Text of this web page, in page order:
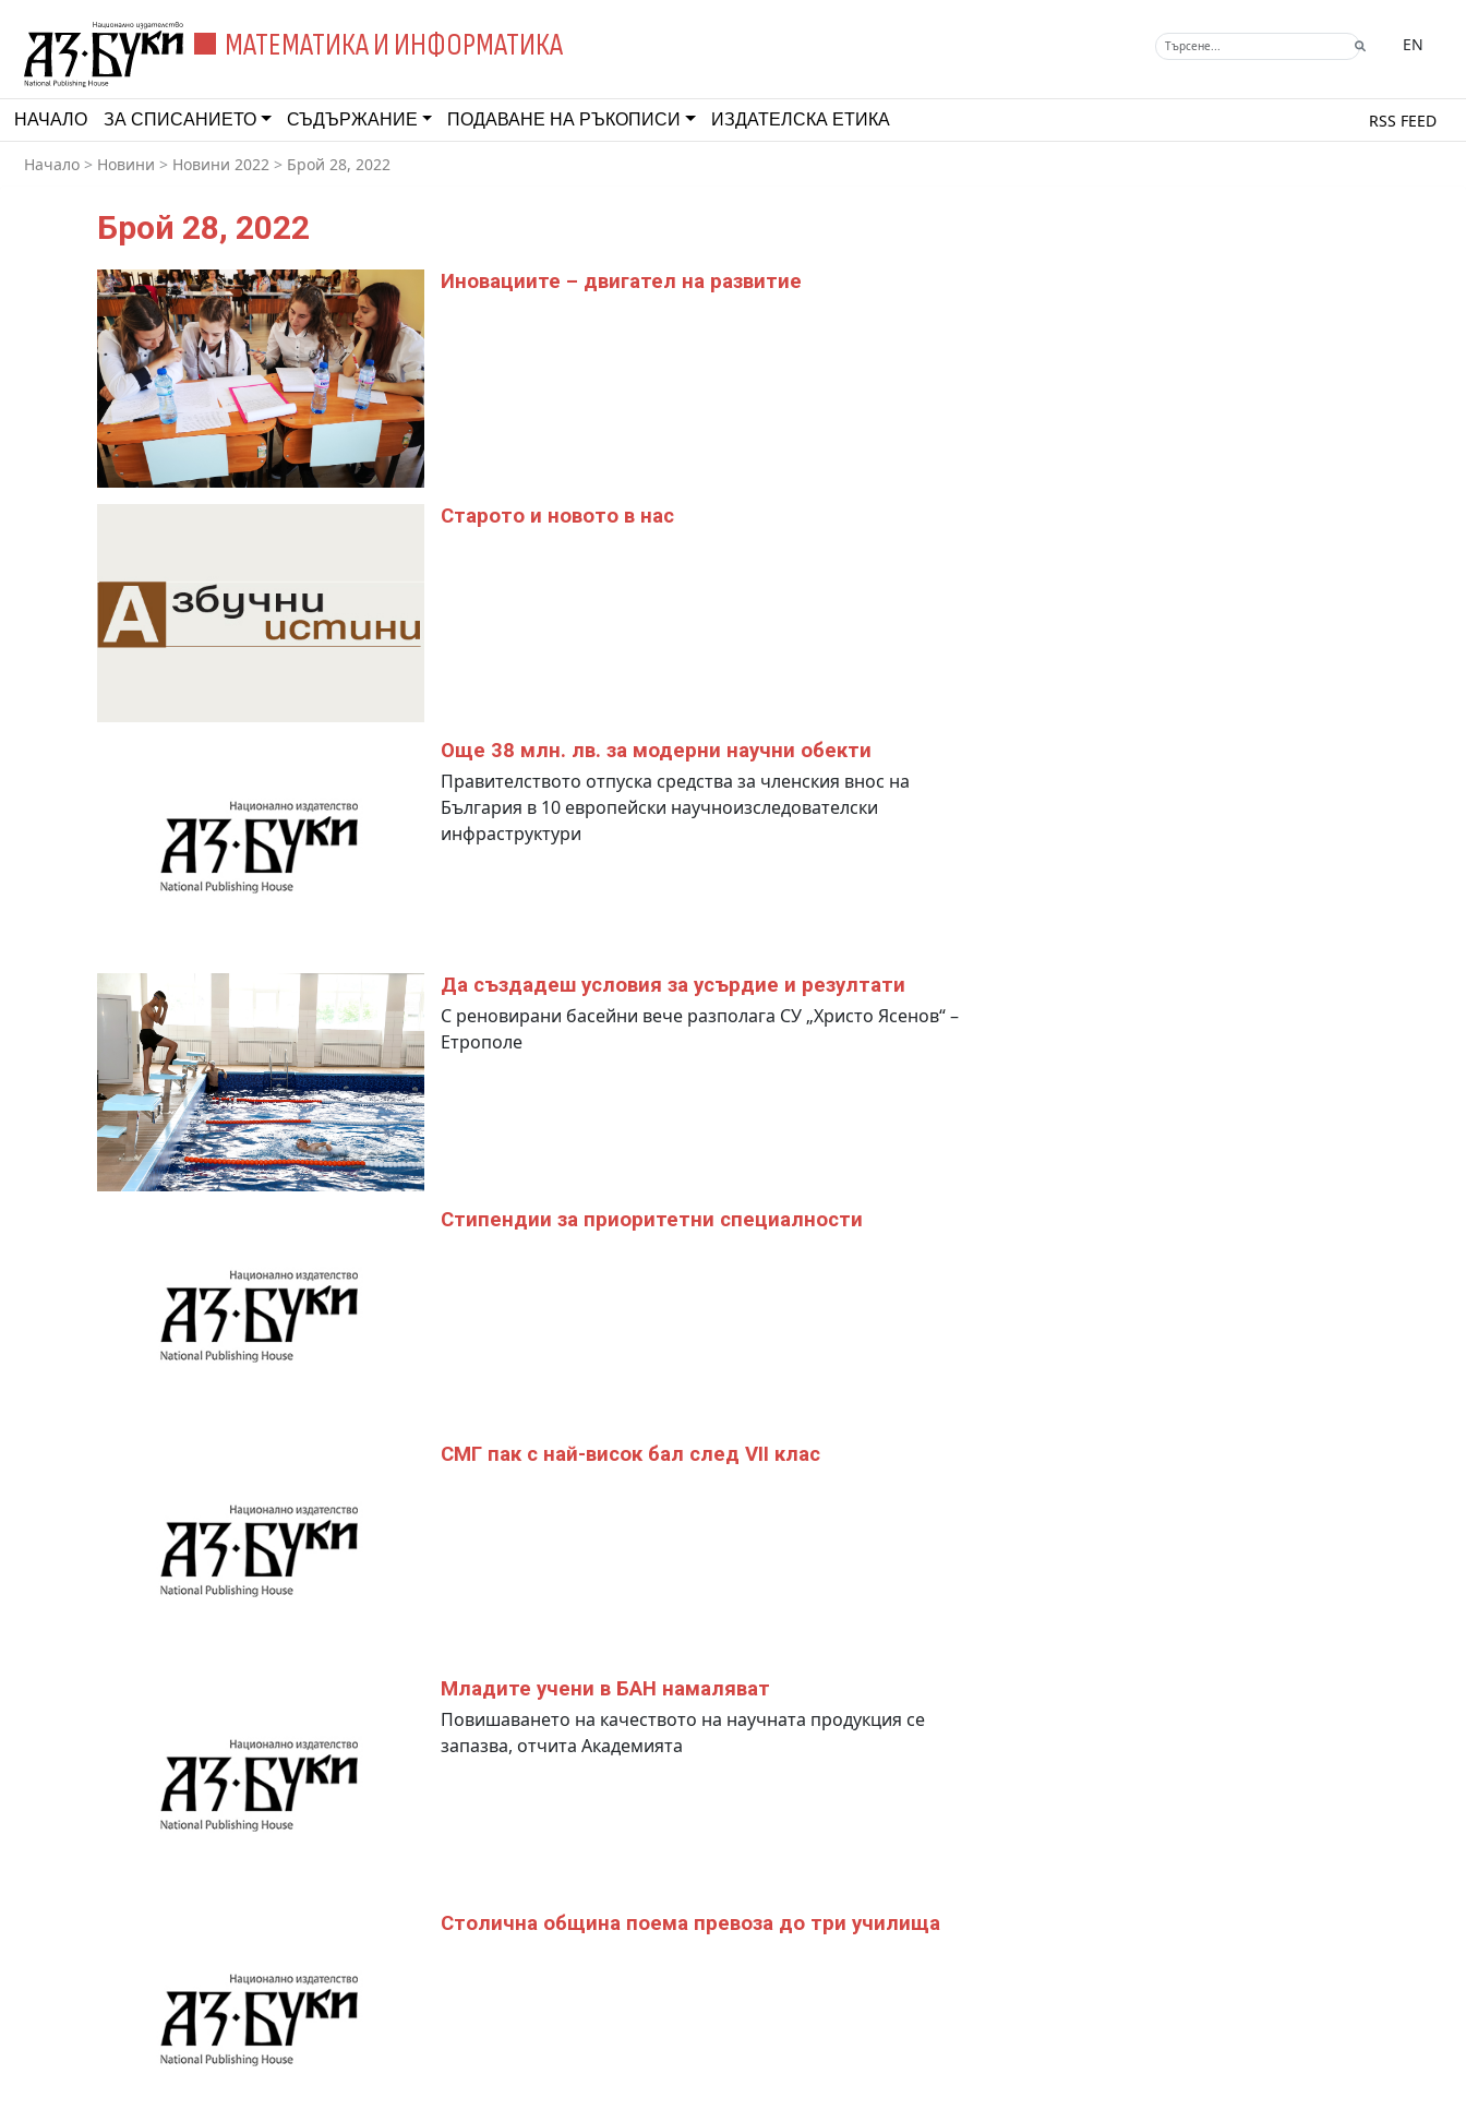
МАТЕМАТИКА И ИНФОРМАТИКА EN
НАЧАЛО ЗА СПИСАНИЕТО СЪДЪРЖАНИЕ ПОДАВАНЕ НА РЪКОПИСИ ИЗДАТЕЛСКА ЕТИКА RSS FEED
Начало > Новини > Новини 2022 > Брой 28, 2022
Брой 28, 2022
Иновациите – двигател на развитие
Старото и новото в нас
Още 38 млн. лв. за модерни научни обекти
Правителството отпуска средства за членския внос на
България в 10 европейски научноизследователски
инфраструктури
Да създадеш условия за усърдие и резултати
С реновирани басейни вече разполага СУ „Христо Ясенов“ –
Етрополе
Стипендии за приоритетни специалности
СМГ пак с най-висок бал след VII клас
Младите учени в БАН намаляват
Повишаването на качеството на научната продукция се
запазва, отчита Академията
Столична община поема превоза до три училища